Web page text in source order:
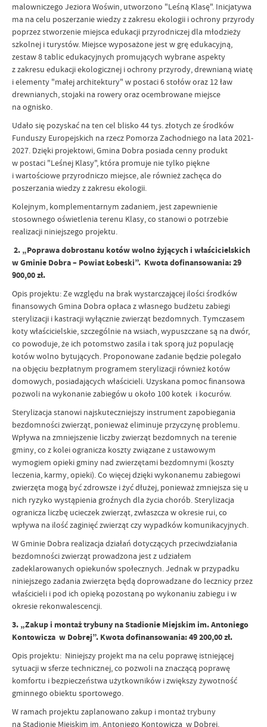
malowniczego Jeziora Woświn, utworzono "Leśną Klasę". Inicjatywa
ma na celu poszerzanie wiedzy z zakresu ekologii i ochrony przyrody
poprzez stworzenie miejsca edukacji przyrodniczej dla młodzieży
szkolnej i turystów. Miejsce wyposażone jest w grę edukacyjną,
zestaw 8 tablic edukacyjnych promujących wybrane aspekty
z zakresu edukacji ekologicznej i ochrony przyrody, drewnianą wiatę
i elementy "małej architektury" w postaci 6 stołów oraz 12 ław
drewnianych, stojaki na rowery oraz ocembrowane miejsce
na ognisko.
Udało się pozyskać na ten cel blisko 44 tys. złotych ze środków
Funduszy Europejskich na rzecz Pomorza Zachodniego na lata 2021-
2027. Dzięki projektowi, Gmina Dobra posiada cenny produkt
w postaci "Leśnej Klasy", która promuje nie tylko piękne
i wartościowe przyrodniczo miejsce, ale również zachęca do
poszerzania wiedzy z zakresu ekologii.
Kolejnym, komplementarnym zadaniem, jest zapewnienie
stosownego oświetlenia terenu Klasy, co stanowi o potrzebie
realizacji niniejszego projektu.
2. „Poprawa dobrostanu kotów wolno żyjących i właścicielskich
w Gminie Dobra – Powiat Łobeski”. Kwota dofinansowania: 29
900,00 zł.
Opis projektu: Ze względu na brak wystarczającej ilości środków
finansowych Gmina Dobra opłaca z własnego budżetu zabiegi
sterylizacji i kastracji wyłącznie zwierząt bezdomnych. Tymczasem
koty właścicielskie, szczególnie na wsiach, wypuszczane są na dwór,
co powoduje, że ich potomstwo zasila i tak sporą już populację
kotów wolno bytujących. Proponowane zadanie będzie polegało
na objęciu bezpłatnym programem sterylizacji również kotów
domowych, posiadających właścicieli. Uzyskana pomoc finansowa
pozwoli na wykonanie zabiegów u około 100 kotek i kocurów.
Sterylizacja stanowi najskuteczniejszy instrument zapobiegania
bezdomności zwierząt, ponieważ eliminuje przyczynę problemu.
Wpływa na zmniejszenie liczby zwierząt bezdomnych na terenie
gminy, co z kolei ogranicza koszty związane z ustawowym
wymogiem opieki gminy nad zwierzętami bezdomnymi (koszty
leczenia, karmy, opieki). Co więcej dzięki wykonanemu zabiegowi
zwierzęta mogą być zdrowsze i żyć dłużej, ponieważ zmniejsza się u
nich ryzyko wystąpienia groźnych dla życia chorób. Sterylizacja
ogranicza liczbę ucieczek zwierząt, zwłaszcza w okresie rui, co
wpływa na ilość zaginięć zwierząt czy wypadków komunikacyjnych.
W Gminie Dobra realizacja działań dotyczących przeciwdziałania
bezdomności zwierząt prowadzona jest z udziałem
zadeklarowanych opiekunów społecznych. Jednak w przypadku
niniejszego zadania zwierzęta będą doprowadzane do lecznicy przez
właścicieli i pod ich opieką pozostaną po wykonaniu zabiegu i w
okresie rekonwalescencji.
3. „Zakup i montaż trybuny na Stadionie Miejskim im. Antoniego
Kontowicza w Dobrej”. Kwota dofinansowania: 49 200,00 zł.
Opis projektu: Niniejszy projekt ma na celu poprawę istniejącej
sytuacji w sferze technicznej, co pozwoli na znaczącą poprawę
komfortu i bezpieczeństwa użytkowników i zwiększy żywotność
gminnego obiektu sportowego.
W ramach projektu zaplanowano zakup i montaż trybuny
na Stadionie Miejskim im. Antoniego Kontowicza w Dobrej.